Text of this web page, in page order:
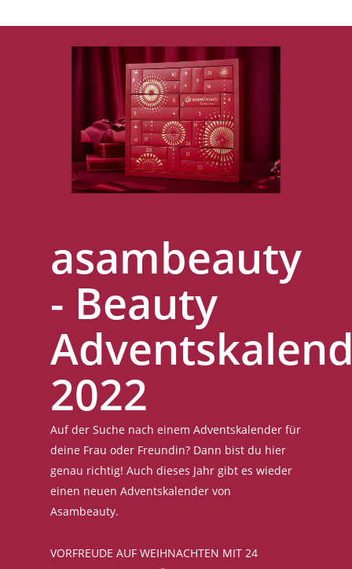
asambeauty
- Beauty
2022
Auf der Suche nach einem Adventskalender für
deine Frau oder Freundin? Dann bist du hier
genau richtig! Auch dieses Jahr gibt es wieder
einen neuen Adventskalender von
Asambeauty.
VORFREUDE AUF WEIHNACHTEN MIT 24